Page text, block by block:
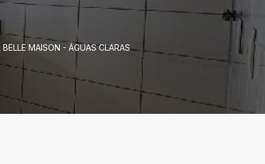
MAISON - ÁGUAS CLARAS